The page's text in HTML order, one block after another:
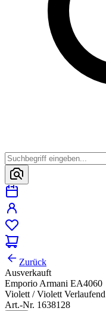
Zurück
Ausverkauft
Emporio Armani EA4060
Violett / Violett Verlaufend
Art.-Nr. 1638128